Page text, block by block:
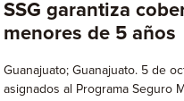
SSG garantiza
menores de 5 años
Guanajuato; Guanajuato. 5 de
asignados al Programa Seguro